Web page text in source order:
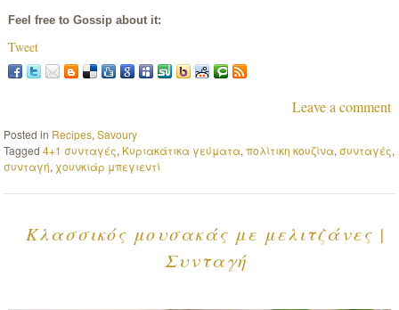
Feel free to Gossip about it:
Tweet
Leave a comment
Posted in Recipes,Savoury
Tagged4+1 συνταγές, Κυριακάτικα γεύματα,πολίτικη κουζίνα,συνταγές,
συνταγή, χουνκιάρ μπεγιεντί
Κλασσικός μουσακάς με μελιτζάνες |
Συνταγή